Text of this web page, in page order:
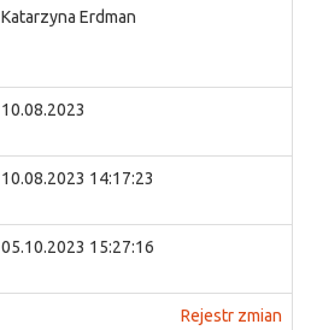
Katarzyna Erdman
10.08.2023
10.08.2023 14:17:23
05.10.2023 15:27:16
Rejestr zmian